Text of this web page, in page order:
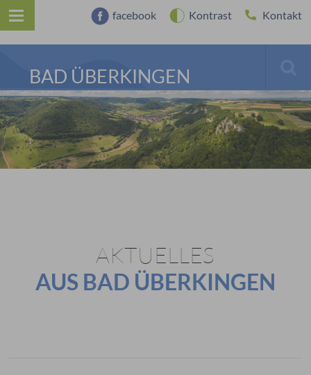
facebook Kontrast Kontakt
BAD ÜBERKINGEN
AKTUELLES
AUS BAD ÜBERKINGEN